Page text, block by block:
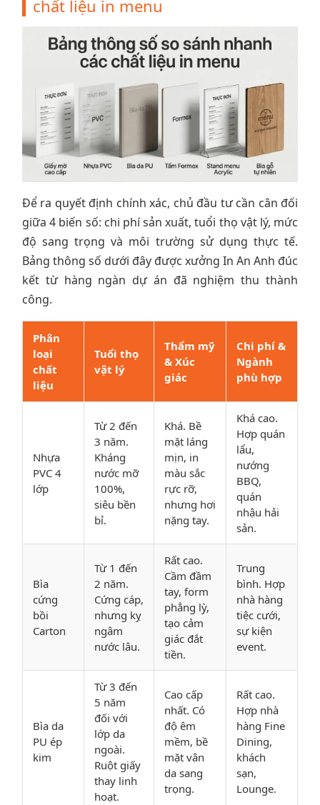
chất liệu in menu
Để ra quyết định chính xác, chủ đầu tư cần cân đối
giữa 4 biến số: chi phí sản xuất, tuổi thọ vật lý, mức
độ sang trọng và môi trường sử dụng thực tế.
Bảng thông số dưới đây được xưởng In An Anh đúc
kết từ hàng ngàn dự án đã nghiệm thu thành
công.
Phân
loại
chất
liệu
Tuổi thọ
vật lý
Thẩm mỹ
& Xúc
giác
Chi phí &
Ngành
phù hợp
Nhựa
PVC 4
lớp
Từ 2 đến
3 năm.
Kháng
nước mỡ
100%,
siêu bền
bỉ.
Khá. Bề
mặt láng
mịn, in
màu sắc
rực rỡ,
nhưng hơi
nặng tay.
Khá cao.
Hợp quán
lẩu,
nướng
BBQ,
quán
nhậu hải
sản.
Bìa
cứng
bồi
Carton
Từ 1 đến
2 năm.
Cứng cáp,
nhưng kỵ
ngâm
nước lâu.
Rất cao.
Cầm đầm
tay, form
phẳng lỳ,
tạo cảm
giác đắt
tiền.
Trung
bình. Hợp
nhà hàng
tiệc cưới,
sự kiện
event.
Bìa da
PU ép
kim
Từ 3 đến
5 năm
đối với
lớp da
ngoài.
Ruột giấy
thay linh
hoạt.
Cao cấp
nhất. Có
độ êm
mềm, bề
mặt vân
da sang
trọng.
Rất cao.
Hợp nhà
hàng Fine
Dining,
khách
sạn,
Lounge.